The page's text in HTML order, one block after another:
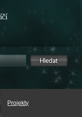
Projekty